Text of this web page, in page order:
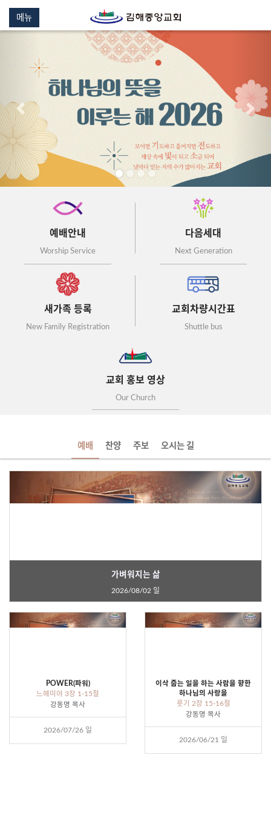
메뉴
이전 다음
예배안내
Worship Service
다음세대
Next Generation
새가족 등록
New Family Registration
교회차량시간표
Shuttle bus
교회 홍보 영상
Our Church
예배 찬양 주보 오시는 길
가벼워지는 삶
2026/08/02 일
POWER(파워)
느헤미야 3장 1-15절
강동명 목사
2026/07/26 일
이삭 줍는 일을 하는 사람을 향한
하나님의 사랑을
룻기 2장 15-16절
강동명 목사
2026/06/21 일